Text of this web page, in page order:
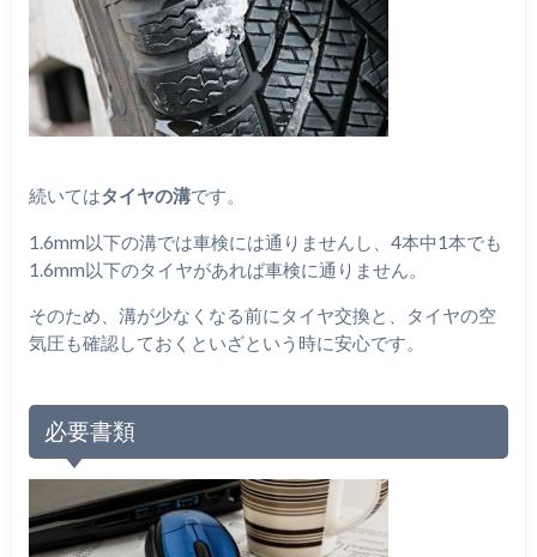
続いてはタイヤの溝です。
1.6mm以下の溝では車検には通りませんし、4本中1本でも
1.6mm以下のタイヤがあれば車検に通りません。
そのため、溝が少なくなる前にタイヤ交換と、タイヤの空
気圧も確認しておくといざという時に安心です。
必要書類